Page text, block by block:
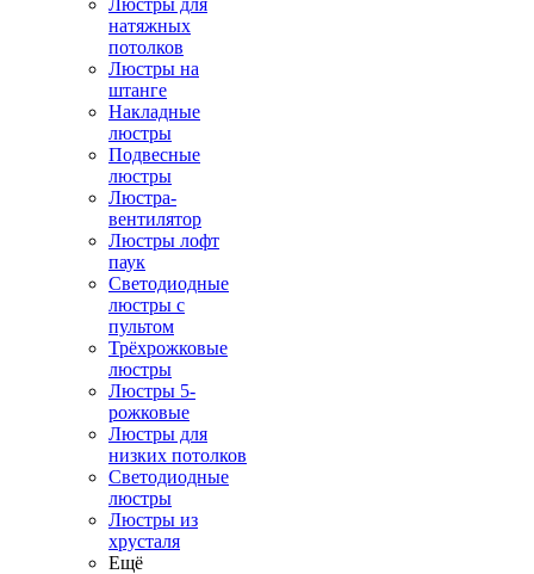
Люстры для
натяжных
потолков
Люстры на
штанге
Накладные
люстры
Подвесные
люстры
Люстра-
вентилятор
Люстры лофт
паук
Светодиодные
люстры с
пультом
Трёхрожковые
люстры
Люстры 5-
рожковые
Люстры для
низких потолков
Cветодиодные
люстры
Люстры из
хрусталя
Ещё